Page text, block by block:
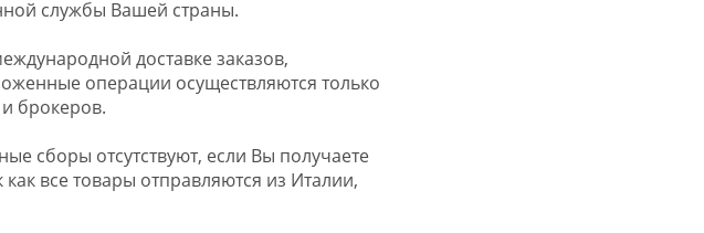
службы Вашей страны.
доставке заказов,
операции осуществляются только
брокеров.
сборы отсутствуют, если Вы получаете
все товары отправляются из Италии,